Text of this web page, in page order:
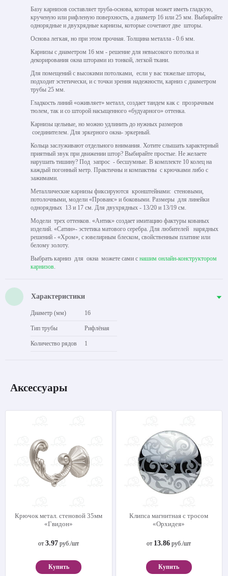
Базу карнизов составляет труба-основа, которая может иметь гладкую,
крученую или рифленую поверхность, а диаметр 16 или 25 мм. Выбирайте
однорядные и двухрядные карнизы, которые сочетают две шторы.
Основа легкая, но при этом прочная. Толщина металла - 0.6 мм.
Карнизы с диаметром 16 мм - решение для невысокого потолка и
декорирования окна шторами из тонкой, легкой ткани.
Для помещений с высокими потолками, если у вас тяжелые шторы,
подходит эстетически, и с точки зрения надежности, карниз с диаметром
трубы 25 мм.
Гладкость линий «оживляет» металл, создает тандем как с прозрачным
тюлем, так и со шторой насыщенного «будуарного» оттенка.
Карнизы цельные, но можно удлинить до нужных размеров
соединителем. Для эркерного окна- эркерный.
Кольца заслуживают отдельного внимания. Хотите слышать характерный
приятный звук при движении штор? Выбирайте простые. Не желаете
нарушать тишину? Под запрос - бесшумные. В комплекте 10 колец на
каждый погонный метр. Практичны и компактны с крючками либо с
зажимами.
Металлические карнизы фиксируются кронштейнами: стеновыми,
потолочными, модели «Прованс» и боковыми. Размеры для линейки
однорядных 13 и 17 см. Для двухрядных - 13/20 и 13/19 см.
Модели трех оттенков. «Антик» создает имитацию фактуры кованых
изделий. «Сатин»- эстетика матового серебра. Для любителей нарядных
решений - «Хром», с ювелирным блеском, свойственным платине или
белому золоту.
Выбрать карниз для окна можете сами с нашим онлайн-конструктором
карнизов.
Характеристики
Диаметр (мм) 16
Тип трубы Рифлёная
Количество рядов 1
Аксессуары
Крючок метал. стеновой 35мм
«Гвидон»
от3.97 руб./шт
Купить
Клипса магнитная с тросом
«Орхидея»
от 13.86 руб./шт
Купить